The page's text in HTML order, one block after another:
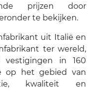
prijzen door
te bekijken.
uit Italië en
ter wereld,
vestigingen in 160
op het gebied van
kwaliteit en